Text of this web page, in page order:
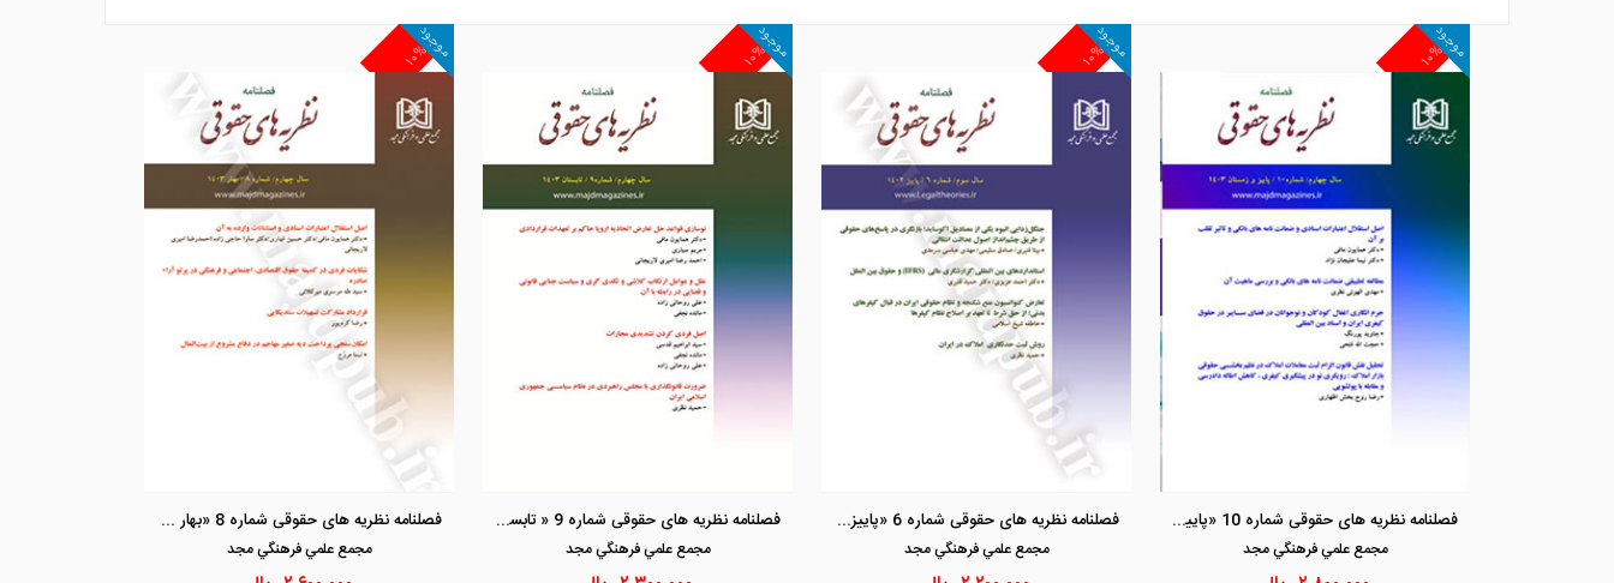
۱۰%
موجود
فصلنامه نظریه های حقوقی شماره 10 «پاییز و زمستان 1403»
مجمع علمي فرهنگي مجد
۱۰%
موجود
فصلنامه نظریه های حقوقی شماره 6 «پاییز1402»
مجمع علمي فرهنگي مجد
۱۰%
موجود
فصلنامه نظریه های حقوقی شماره 9 « تابستان 1403»
مجمع علمي فرهنگي مجد
۱۰%
موجود
فصلنامه نظریه های حقوقی شماره 8 «بهار 1403»
مجمع علمي فرهنگي مجد